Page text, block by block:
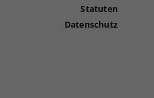
Statuten
Datenschutz